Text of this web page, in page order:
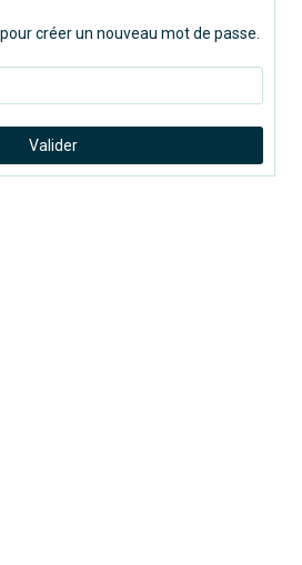
créer un nouveau mot de passe.
Valider